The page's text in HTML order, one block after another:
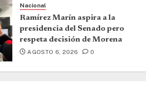
Nacional
Ramírez Marín aspira a la
presidencia del Senado pero
respeta decisión de Morena
AGOSTO 6, 2026 0